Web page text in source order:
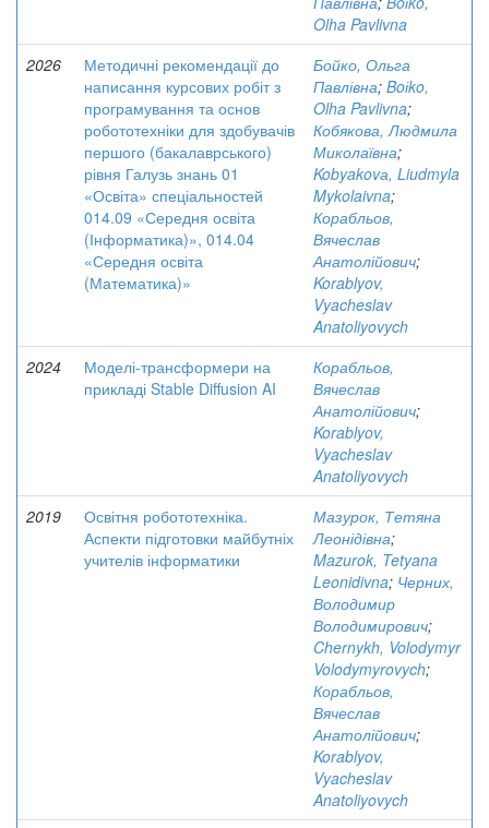
Olha Pavlivna
2026
Методичні рекомендації до
написання курсових робіт з
програмування та основ
робототехніки для здобувачів
першого (бакалаврського)
рівня Галузь знань 01
«Освіта» спеціальностей
014.09 «Середня освіта
(Інформатика)», 014.04
«Середня освіта
(Математика)»
Бойко, Ольга
Павлівна; Boіko,
Olha Pavlivna;
Кобякова, Людмила
Миколаївна;
Kobyakovа, Liudmyla
Mykolaivna;
Корабльов,
Вячеслав
Анатолійович;
Korablyov,
Vyacheslav
Anatoliyovych
2024
Моделі-трансформери на
прикладі Stable Diffusion AI
Корабльов,
Вячеслав
Анатолійович;
Korablyov,
Vyacheslav
Anatoliyovych
2019
Освітня робототехніка.
Аспекти підготовки майбутніх
учителів інформатики
Мазурок, Тетяна
Леонідівна;
Mazurok, Tetyana
Leonidivna; Черних,
Володимир
Володимирович;
Chernykh, Volodymyr
Volodymyrovych;
Корабльов,
Вячеслав
Анатолійович;
Korablyov,
Vyacheslav
Anatoliyovych